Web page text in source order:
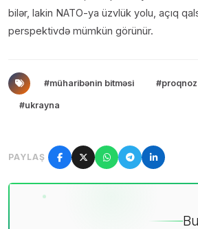
bilər, lakin NATO-ya üzvlük yolu, açıq
perspektivdə mümkün görünür.
#müharibənin bitməsi #proqnoz
#ukrayna
PAYLAŞ